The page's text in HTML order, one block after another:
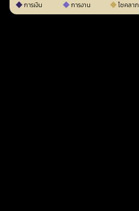
การเงิน การงาน โชคลาภ